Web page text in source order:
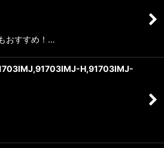
おすすめ！…
H,91703IMJ-